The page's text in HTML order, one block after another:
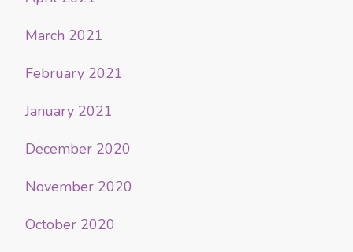
March 2021
February 2021
January 2021
December 2020
November 2020
October 2020